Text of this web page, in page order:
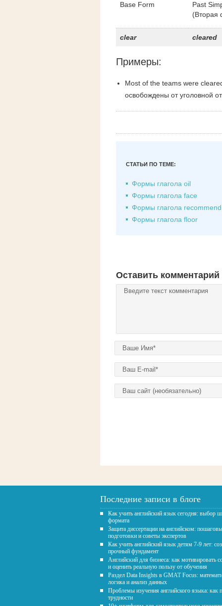
Base Form
Past
(Вторая
clear cleared
Примеры:
Most of the teams were
освобождены от уголовной
СТАТЬИ ПО ТЕМЕ:
Формы глагола oil
Формы глагола face
Формы глагола recommend
Формы глагола floor
Оставить комментарий
Комментарий*
Ваше имя*
E-mail *
Домашняя страница
Последние записи в блоге
Как учить английский язык сегодня: выбор
формата
Защита диссертации на английском:
подготовки и советы экспертов
Как учить английский язык детям 7-9 лет:
прочный фундамент
Английский для бизнеса: как мотивировать
и оценить реальную пользу от обучения
Раздел Data Insights в GMAT Focus:
логика и анализ данных
Проблемы изучения английского языка: как
трудности